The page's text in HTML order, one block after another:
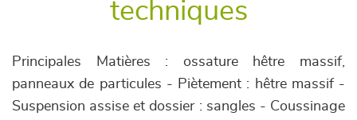
techniques
Principales Matières : ossature hêtre massif,
panneaux de particules - Piètement : hêtre massif -
Suspension assise et dossier : sangles - Coussinage